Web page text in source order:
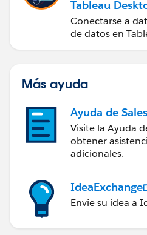
Tableau
Conectarse a
de datos en
Más ayuda
Ayuda de
Visite la Ayuda
obtener
adicionales.
IdeaExchange
Envíe su idea a